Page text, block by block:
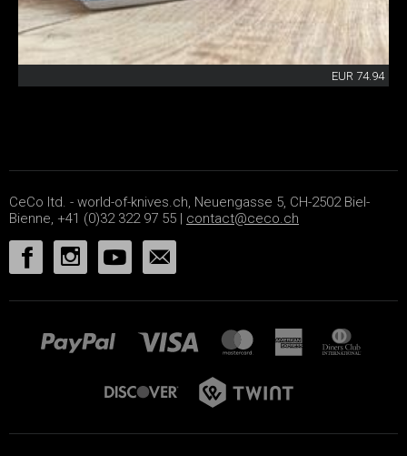
EUR 74.94
CeCo ltd. - world-of-knives.ch, Neuengasse 5, CH-2502 Biel-
Bienne, +41 (0)32 322 97 55 | contact@ceco.ch